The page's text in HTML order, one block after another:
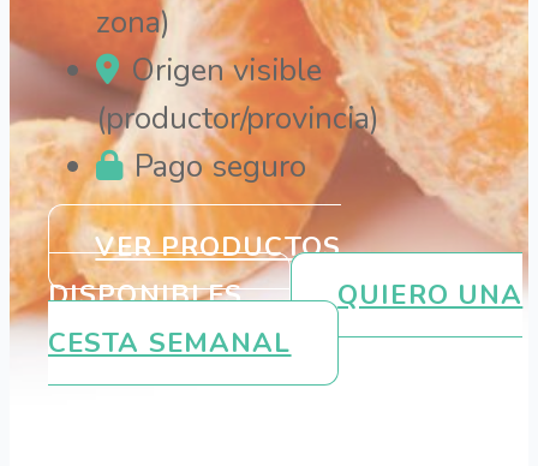
zona)
Origen visible
(productor/provincia)
Pago seguro
VER PRODUCTOS
DISPONIBLES
QUIERO UNA
CESTA SEMANAL